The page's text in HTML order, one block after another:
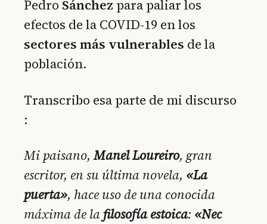
Pedro Sánchez para paliar los
efectos de la COVID-19 en los
sectores más vulnerables de la
población.
Transcribo esa parte de mi discurso
:
Mi paisano,Manel Loureiro, gran
escritor, en su última novela, «La
puerta», hace uso de una conocida
máxima de lafilosofía estoica: «Nec